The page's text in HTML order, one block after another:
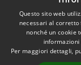
Accessibilità
Questo sito web
necessari al
nonché un cookie
Per maggiori dettagli,